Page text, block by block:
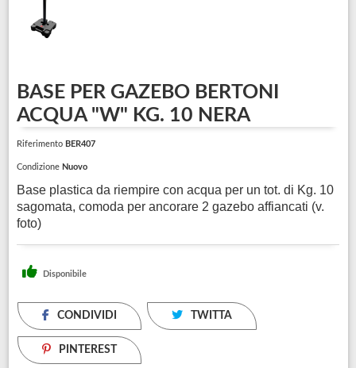
BASE PER GAZEBO BERTONI
ACQUA "W" KG. 10 NERA
Riferimento BER407
Condizione Nuovo
Base plastica da riempire con acqua per un tot. di Kg. 10
sagomata, comoda per ancorare 2 gazebo affiancati (v.
foto)
Disponibile
CONDIVIDI TWITTA
PINTEREST